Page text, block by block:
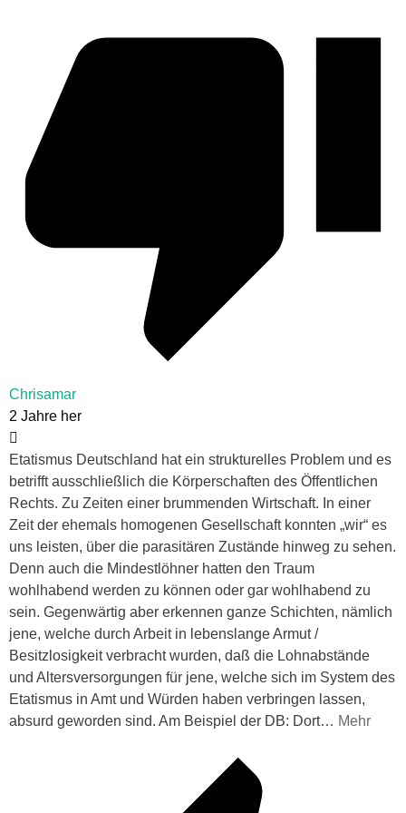
Chrisamar
2 Jahre her
Etatismus Deutschland hat ein strukturelles Problem und es
betrifft ausschließlich die Körperschaften des Öffentlichen
Rechts. Zu Zeiten einer brummenden Wirtschaft. In einer
Zeit der ehemals homogenen Gesellschaft konnten „wir“ es
uns leisten, über die parasitären Zustände hinweg zu sehen.
Denn auch die Mindestlöhner hatten den Traum
wohlhabend werden zu können oder gar wohlhabend zu
sein. Gegenwärtig aber erkennen ganze Schichten, nämlich
jene, welche durch Arbeit in lebenslange Armut /
Besitzlosigkeit verbracht wurden, daß die Lohnabstände
und Altersversorgungen für jene, welche sich im System des
Etatismus in Amt und Würden haben verbringen lassen,
absurd geworden sind. Am Beispiel der DB: Dort… Mehr